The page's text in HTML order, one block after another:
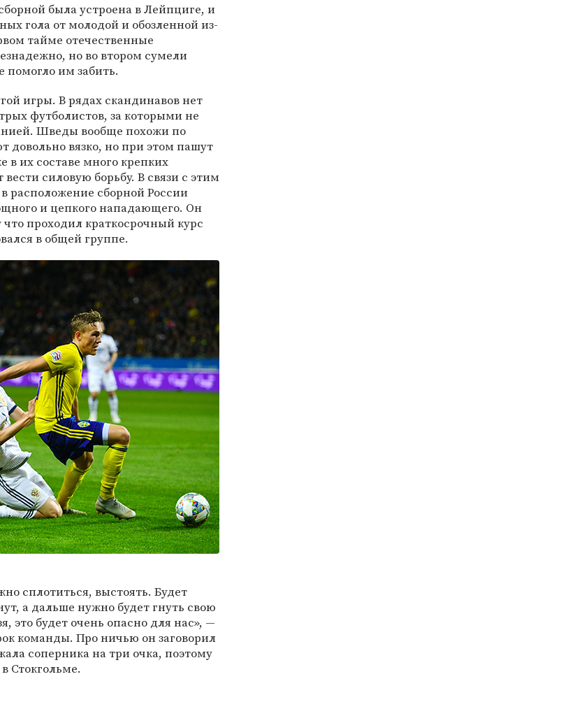
была устроена в Лейпциге, и
гола от молодой и обозленной из-
тайме отечественные
но во втором сумели
помогло им забить.
игры. В рядах скандинавов нет
футболистов, за которыми не
Шведы вообще похожи по
довольно вязко, но при этом пашут
в их составе много крепких
силовую борьбу. В связи с этим
расположение сборной России
и цепкого нападающего. Он
проходил краткосрочный курс
в общей группе.
сплотиться, выстоять. Будет
а дальше нужно будет гнуть свою
это будет очень опасно для нас», —
команды. Про ничью он заговорил
соперника на три очка, поэтому
Стокгольме.